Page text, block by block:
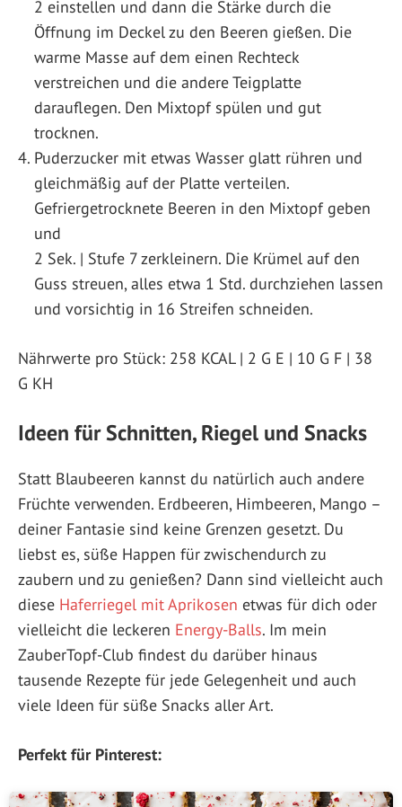
2 einstellen und dann die Stärke durch die
Öffnung im Deckel zu den Beeren gießen. Die
warme Masse auf dem einen Rechteck
verstreichen und die andere Teigplatte
darauflegen. Den Mixtopf spülen und gut
trocknen.
Puderzucker mit etwas Wasser glatt rühren und
gleichmäßig auf der Platte verteilen.
Gefriergetrocknete Beeren in den Mixtopf geben
und
2 Sek. | Stufe 7 zerkleinern. Die Krümel auf den
Guss streuen, alles etwa 1 Std. durchziehen lassen
und vorsichtig in 16 Streifen schneiden.
Nährwerte pro Stück: 258 KCAL | 2 G E | 10 G F | 38
G KH
Ideen für Schnitten, Riegel und Snacks
Statt Blaubeeren kannst du natürlich auch andere
Früchte verwenden. Erdbeeren, Himbeeren, Mango –
deiner Fantasie sind keine Grenzen gesetzt. Du
liebst es, süße Happen für zwischendurch zu
zaubern und zu genießen? Dann sind vielleicht auch
diese Haferriegel mit Aprikosen etwas für dich oder
vielleicht die leckeren Energy-Balls. Im mein
ZauberTopf-Club findest du darüber hinaus
tausende Rezepte für jede Gelegenheit und auch
viele Ideen für süße Snacks aller Art.
Perfekt für Pinterest: